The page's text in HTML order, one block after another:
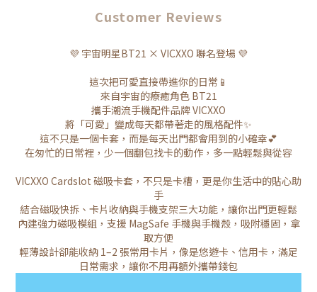
Customer Reviews
💜 宇宙明星BT21 × VICXXO 聯名登場 💜
這次把可愛直接帶進你的日常📱
來自宇宙的療癒角色 BT21
攜手潮流手機配件品牌 VICXXO
將「可愛」變成每天都帶著走的風格配件✨
這不只是一個卡套，而是每天出門都會用到的小確幸💕
在匆忙的日常裡，少一個翻包找卡的動作，多一點輕鬆與從容
VICXXO Cardslot 磁吸卡套，不只是卡槽，更是你生活中的貼心助
手
結合磁吸快拆、卡片收納與手機支架三大功能，讓你出門更輕鬆
內建強力磁吸模組，支援 MagSafe 手機與手機殼，吸附穩固，拿
取方便
輕薄設計卻能收納 1–2 張常用卡片，像是悠遊卡、信用卡，滿足
日常需求，讓你不用再額外攜帶錢包